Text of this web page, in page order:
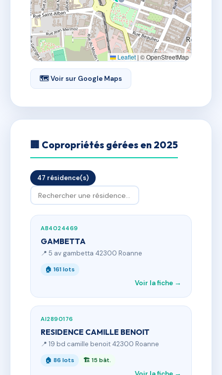
Leaflet | © OpenStreetMap
🗺 Voir sur Google Maps
🏢 Copropriétés gérées en 2025
47 résidence(s)
AB4024469
GAMBETTA
📍 5 av gambetta 42300 Roanne
🏠 161 lots
Voir la fiche →
AI2890176
RESIDENCE CAMILLE BENOIT
📍 19 bd camille benoit 42300 Roanne
🏠 86 lots 🏗 15 bât.